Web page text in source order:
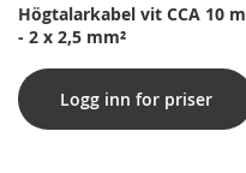
Högtalarkabel vit CCA 10 m
- 2 x 2,5 mm²
Logg inn for priser